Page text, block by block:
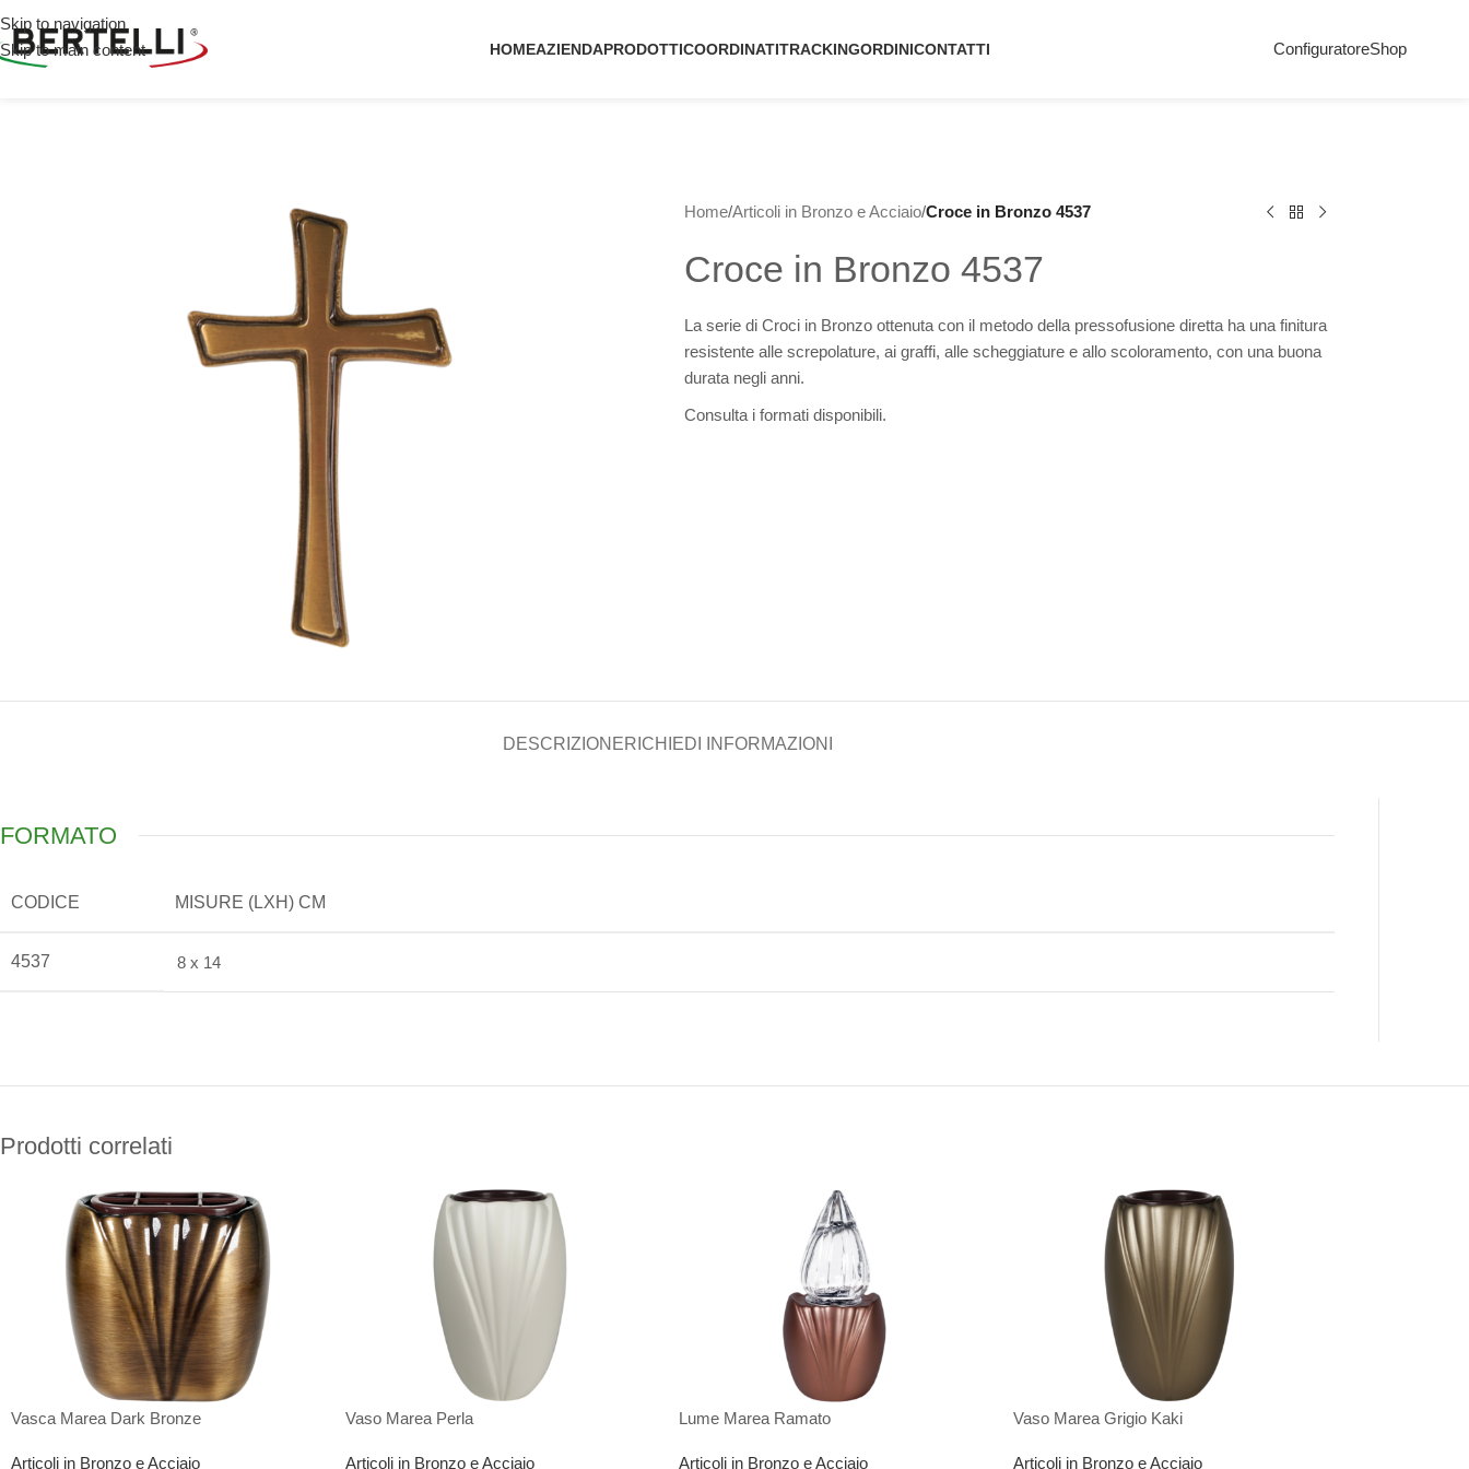
Skip to navigation
Skip to main content
HOMEAZIENDAPRODOTTICOORDINATITRACKINGORDINICONTATTI ConfiguratoreShop
Home/Articoli in Bronzo e Acciaio/Croce in Bronzo 4537
Croce in Bronzo 4537
La serie di Croci in Bronzo ottenuta con il metodo della pressofusione diretta ha una finitura
resistente alle screpolature, ai graffi, alle scheggiature e allo scoloramento, con una buona
durata negli anni.
Consulta i formati disponibili.
DESCRIZIONERICHIEDI INFORMAZIONI
FORMATO
CODICE MISURE (LXH) CM
4537 8 x 14
Prodotti correlati
Vasca Marea Dark Bronze
Articoli in Bronzo e Acciaio
Vaso Marea Perla
Articoli in Bronzo e Acciaio
Lume Marea Ramato
Articoli in Bronzo e Acciaio
Vaso Marea Grigio Kaki
Articoli in Bronzo e Acciaio